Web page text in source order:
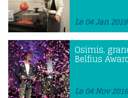
Le 04 Jan 2019
Osimis,
Belfius
Le 04 Nov 2016